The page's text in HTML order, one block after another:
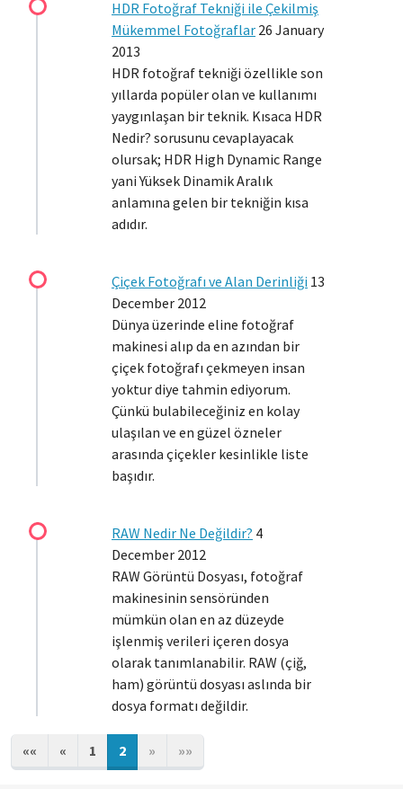
HDR Fotoğraf Tekniği ile Çekilmiş
Mükemmel Fotoğraflar 26 January
2013
HDR fotoğraf tekniği özellikle son
yıllarda popüler olan ve kullanımı
yaygınlaşan bir teknik. Kısaca HDR
Nedir? sorusunu cevaplayacak
olursak; HDR High Dynamic Range
yani Yüksek Dinamik Aralık
anlamına gelen bir tekniğin kısa
adıdır.
Çiçek Fotoğrafı ve Alan Derinliği 13
December 2012
Dünya üzerinde eline fotoğraf
makinesi alıp da en azından bir
çiçek fotoğrafı çekmeyen insan
yoktur diye tahmin ediyorum.
Çünkü bulabileceğiniz en kolay
ulaşılan ve en güzel özneler
arasında çiçekler kesinlikle liste
başıdır.
RAW Nedir Ne Değildir? 4
December 2012
RAW Görüntü Dosyası, fotoğraf
makinesinin sensöründen
mümkün olan en az düzeyde
işlenmiş verileri içeren dosya
olarak tanımlanabilir. RAW (çiğ,
ham) görüntü dosyası aslında bir
dosya formatı değildir.
«« « 1 2 » »»